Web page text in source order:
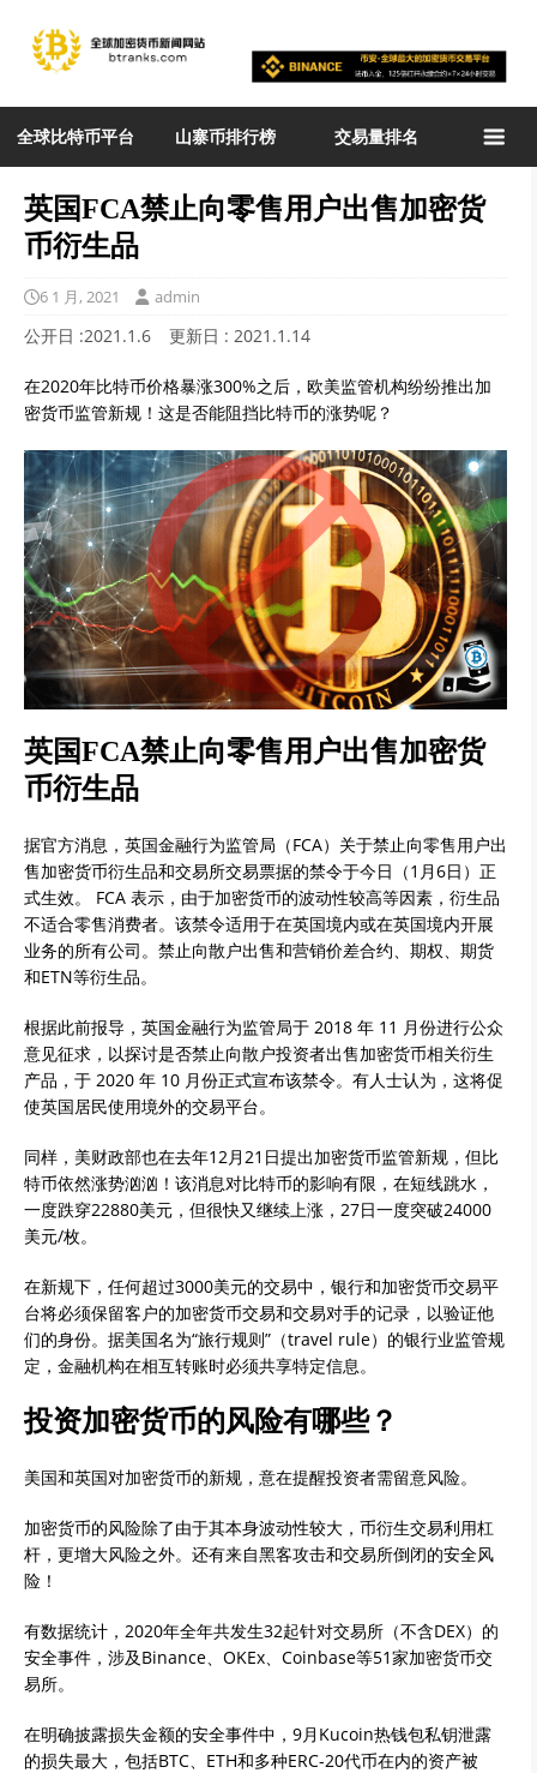
全球比特币平台 山寨币排行榜 交易量排名
英国FCA禁止向零售用户出售加密货
币衍生品
6 1 月, 2021 admin
公开日 :2021.1.6 更新日 : 2021.1.14
在2020年比特币价格暴涨300%之后，欧美监管机构纷纷推出加
密货币监管新规！这是否能阻挡比特币的涨势呢？
英国FCA禁止向零售用户出售加密货
币衍生品
据官方消息，英国金融行为监管局（FCA）关于禁止向零售用户出
售加密货币衍生品和交易所交易票据的禁令于今日（1月6日）正
式生效。 FCA 表示，由于加密货币的波动性较高等因素，衍生品
不适合零售消费者。该禁令适用于在英国境内或在英国境内开展
业务的所有公司。禁止向散户出售和营销价差合约、期权、期货
和ETN等衍生品。
根据此前报导，英国金融行为监管局于 2018 年 11 月份进行公众
意见征求，以探讨是否禁止向散户投资者出售加密货币相关衍生
产品，于 2020 年 10 月份正式宣布该禁令。有人士认为，这将促
使英国居民使用境外的交易平台。
同样，美财政部也在去年12月21日提出加密货币监管新规，但比
特币依然涨势汹汹！该消息对比特币的影响有限，在短线跳水，
一度跌穿22880美元，但很快又继续上涨，27日一度突破24000
美元/枚。
在新规下，任何超过3000美元的交易中，银行和加密货币交易平
台将必须保留客户的加密货币交易和交易对手的记录，以验证他
们的身份。据美国名为“旅行规则”（travel rule）的银行业监管规
定，金融机构在相互转账时必须共享特定信息。
投资加密货币的风险有哪些？
美国和英国对加密货币的新规，意在提醒投资者需留意风险。
加密货币的风险除了由于其本身波动性较大，币衍生交易利用杠
杆，更增大风险之外。还有来自黑客攻击和交易所倒闭的安全风
险！
有数据统计，2020年全年共发生32起针对交易所（不含DEX）的
安全事件，涉及Binance、OKEx、Coinbase等51家加密货币交
易所。
在明确披露损失金额的安全事件中，9月Kucoin热钱包私钥泄露
的损失最大，包括BTC、ETH和多种ERC-20代币在内的资产被